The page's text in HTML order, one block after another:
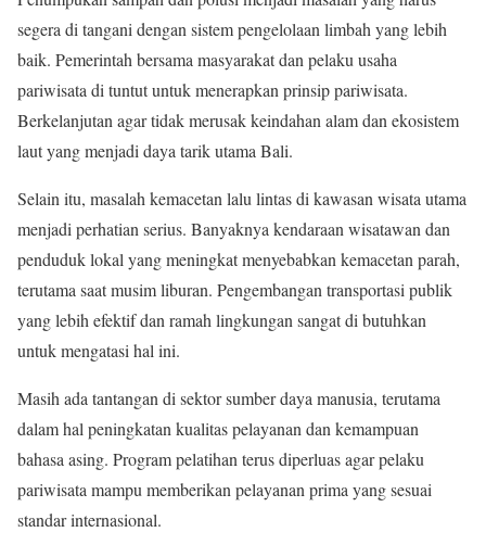
segera di tangani dengan sistem pengelolaan limbah yang lebih
baik. Pemerintah bersama masyarakat dan pelaku usaha
pariwisata di tuntut untuk menerapkan prinsip pariwisata.
Berkelanjutan agar tidak merusak keindahan alam dan ekosistem
laut yang menjadi daya tarik utama Bali.
Selain itu, masalah kemacetan lalu lintas di kawasan wisata utama
menjadi perhatian serius. Banyaknya kendaraan wisatawan dan
penduduk lokal yang meningkat menyebabkan kemacetan parah,
terutama saat musim liburan. Pengembangan transportasi publik
yang lebih efektif dan ramah lingkungan sangat di butuhkan
untuk mengatasi hal ini.
Masih ada tantangan di sektor sumber daya manusia, terutama
dalam hal peningkatan kualitas pelayanan dan kemampuan
bahasa asing. Program pelatihan terus diperluas agar pelaku
pariwisata mampu memberikan pelayanan prima yang sesuai
standar internasional.